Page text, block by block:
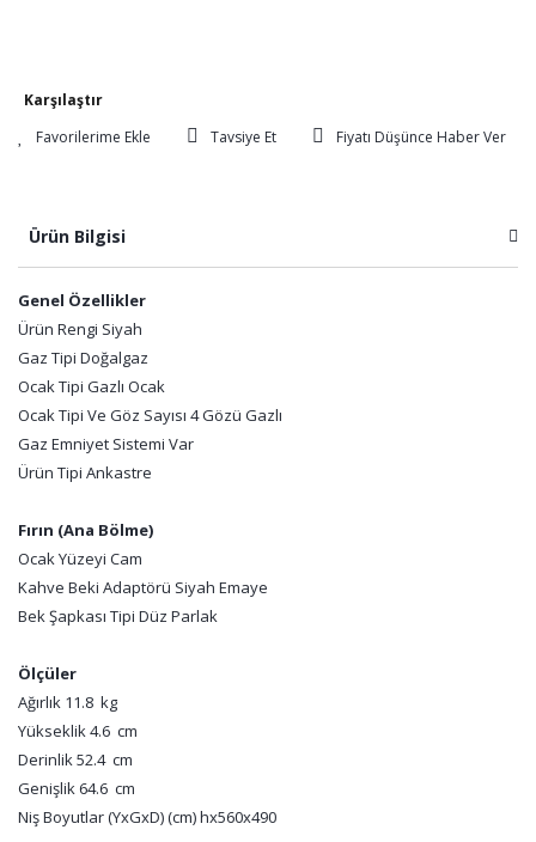
Karşılaştır
Tavsiye Et
Fiyatı Düşünce Haber Ver
Ürün Bilgisi
Genel Özellikler
Ürün Rengi Siyah
Gaz Tipi Doğalgaz
Ocak Tipi Gazlı Ocak
Ocak Tipi Ve Göz Sayısı 4 Gözü Gazlı
Gaz Emniyet Sistemi Var
Ürün Tipi Ankastre
Fırın (Ana Bölme)
Ocak Yüzeyi Cam
Kahve Beki Adaptörü Siyah Emaye
Bek Şapkası Tipi Düz Parlak
Ölçüler
Ağırlık 11.8 kg
Yükseklik 4.6 cm
Derinlik 52.4 cm
Genişlik 64.6 cm
Niş Boyutlar (YxGxD) (cm) hx560x490